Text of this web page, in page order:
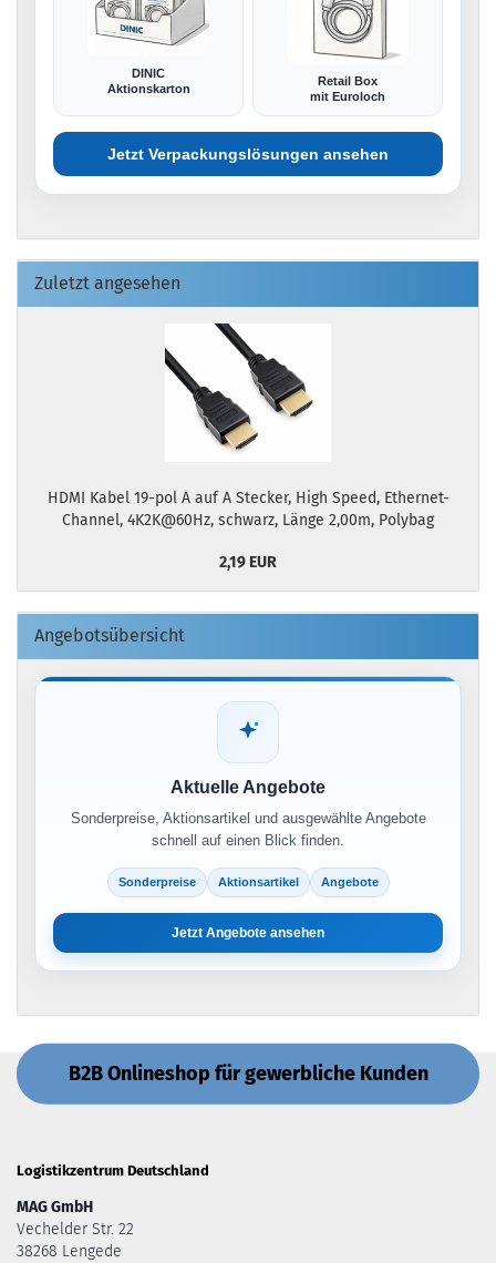
DINIC
Aktionskarton
Retail Box
mit Euroloch
Jetzt Verpackungslösungen ansehen
Zuletzt angesehen
HDMI Kabel 19-pol A auf A Stecker, High Speed, Ethernet-
Channel, 4K2K@60Hz, schwarz, Länge 2,00m, Polybag
2,19 EUR
Angebotsübersicht
Aktuelle Angebote
Sonderpreise, Aktionsartikel und ausgewählte Angebote
schnell auf einen Blick finden.
Sonderpreise Aktionsartikel Angebote
Jetzt Angebote ansehen
B2B Onlineshop für gewerbliche Kunden
Logistikzentrum Deutschland
MAG GmbH
Vechelder Str. 22
38268 Lengede